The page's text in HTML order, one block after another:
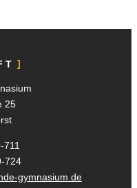
25
711
724
gymnasium.de